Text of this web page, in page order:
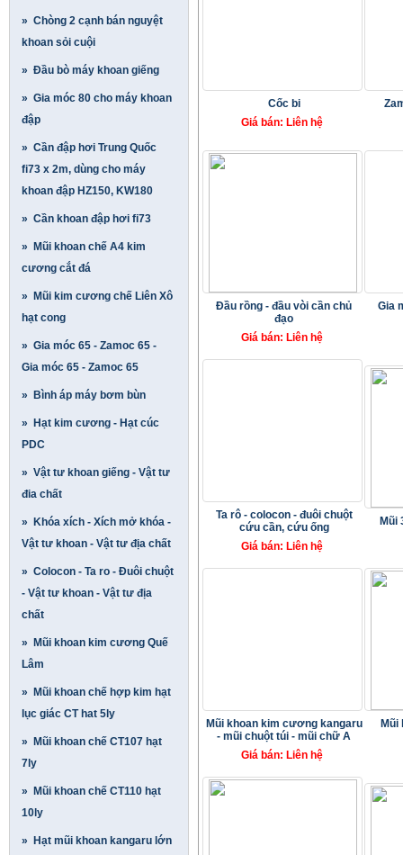
» Chòng 2 cạnh bán nguyệt
khoan sỏi cuội
» Đầu bò máy khoan giếng
» Gia móc 80 cho máy khoan
đập
» Cần đập hơi Trung Quốc
fi73 x 2m, dùng cho máy
khoan đập HZ150, KW180
» Cần khoan đập hơi fi73
» Mũi khoan chế A4 kim
cương cắt đá
» Mũi kim cương chế Liên Xô
hạt cong
» Gia móc 65 - Zamoc 65 -
Gia móc 65 - Zamoc 65
» Bình áp máy bơm bùn
» Hạt kim cương - Hạt cúc
PDC
» Vật tư khoan giếng - Vật tư
đia chất
» Khóa xích - Xích mở khóa -
Vật tư khoan - Vật tư địa chất
» Colocon - Ta ro - Đuôi chuột
- Vật tư khoan - Vật tư địa
chất
» Mũi khoan kim cương Quế
Lâm
» Mũi khoan chế hợp kim hạt
lục giác CT hat 5ly
» Mũi khoan chế CT107 hạt
7ly
» Mũi khoan chế CT110 hạt
10ly
» Hạt mũi khoan kangaru lớn
Cốc bi
Giá bán: Liên hệ
Đầu rồng - đầu vòi cần chủ
đạo
Giá bán: Liên hệ
Gia
Ta rô - colocon - đuôi chuột
cứu cần, cứu ống
Giá bán: Liên hệ
Mũi
Mũi khoan kim cương kangaru
- mũi chuột túi - mũi chữ A
Giá bán: Liên hệ
Mũi